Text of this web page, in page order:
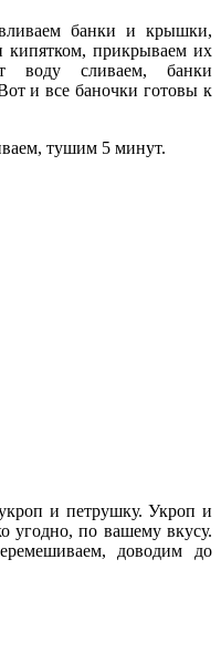
банки и крышки,
кипятком, прикрываем их
воду сливаем, банки
и все баночки готовы к
тушим 5 минут.
и петрушку. Укроп и
угодно, по вашему вкусу.
доводим до